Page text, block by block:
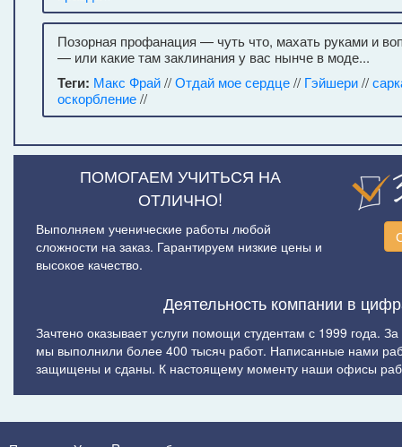
Позорная профанация — чуть что, махать руками и
— или какие там заклинания у вас нынче в моде...
Теги: Макс Фрай//Отдай мое сердце// Гэйшери//
оскорбление//
ПОМОГАЕМ УЧИТЬСЯ НА
ОТЛИЧНО!
Выполняем ученические работы любой
сложности на заказ. Гарантируем низкие цены и
высокое качество.
Деятельность компании в
Зачтено оказывает услуги помощи студентам с 1999 года.
мы выполнили более 400 тысяч работ. Написанные нами
защищены и сданы. К настоящему моменту наши офисы